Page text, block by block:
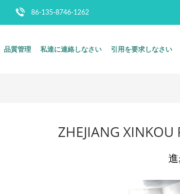
86-135-8746-1262
品質管理 私達に連絡しなさい 引用を要求しなさい
ZHEJIANG